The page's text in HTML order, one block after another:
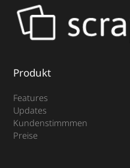
Produkt
Features
Updates
Kundenstimmmen
Preise